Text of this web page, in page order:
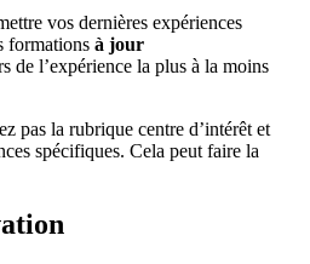
vos dernières expériences
formations à jour
de l’expérience la plus à la moins
pas la rubrique centre d’intérêt et
spécifiques. Cela peut faire la